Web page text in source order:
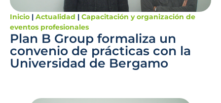
Inicio | Actualidad | Capacitación y organización de
eventos profesionales
Plan B Group formaliza un
convenio de prácticas con la
Universidad de Bergamo